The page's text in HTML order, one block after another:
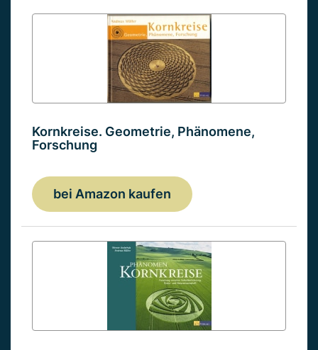
Kornkreise. Geometrie, Phänomene,
Forschung
bei Amazon kaufen